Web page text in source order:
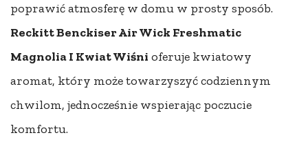
poprawić atmosferę w domu w prosty sposób.
Reckitt Benckiser Air Wick Freshmatic
Magnolia I Kwiat Wiśni oferuje kwiatowy
aromat, który może towarzyszyć codziennym
chwilom, jednocześnie wspierając poczucie
komfortu.